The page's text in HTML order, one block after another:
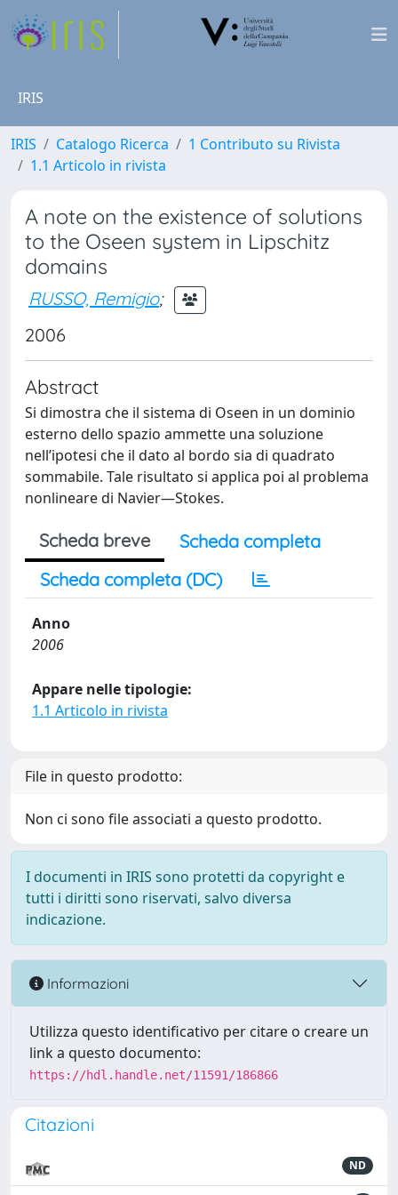
IRIS
IRIS Catalogo Ricerca
1 Contributo su Rivista
1.1 Articolo in rivista
A note on the existence of solutions
to the Oseen system in Lipschitz
domains
RUSSO, Remigio;
2006
Abstract
Si dimostra che il sistema di Oseen in un dominio
esterno dello spazio ammette una soluzione
nell’ipotesi che il dato al bordo sia di quadrato
sommabile. Tale risultato si applica poi al problema
nonlineare di Navier—Stokes.
Scheda breve
Scheda completa
Scheda completa (DC)
Anno
2006
Appare nelle tipologie:
1.1 Articolo in rivista
File in questo prodotto:
Non ci sono file associati a questo prodotto.
I documenti in IRIS sono protetti da copyright e
tutti i diritti sono riservati, salvo diversa
indicazione.
Informazioni
Utilizza questo identificativo per citare o creare un
link a questo documento:
https://hdl.handle.net/11591/186866
Citazioni
ND